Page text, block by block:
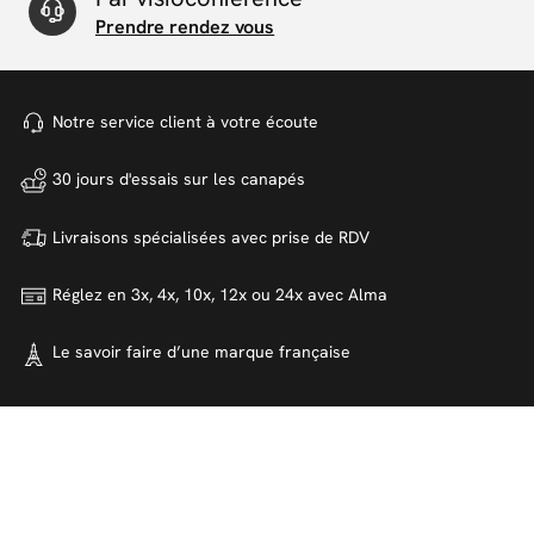
Prendre rendez vous
Notre service client à votre écoute
30 jours d'essais sur les canapés
Livraisons spécialisées avec prise de RDV
Réglez en 3x, 4x, 10x, 12x ou 24x avec Alma
Le savoir faire d’une marque française